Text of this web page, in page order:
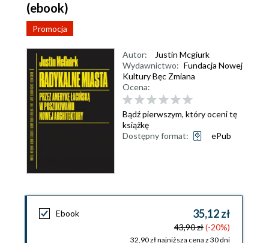
(ebook)
Promocja
Autor:
Justin Mcgiurk
Wydawnictwo: Fundacja Nowej
Kultury Bęc Zmiana
Ocena:
Bądź pierwszym, który oceni tę
książkę
Dostępny format:
ePub
Ebook 35,12 zł
43,90 zł(-20%)
32,90 zł najniższa cena z 30 dni